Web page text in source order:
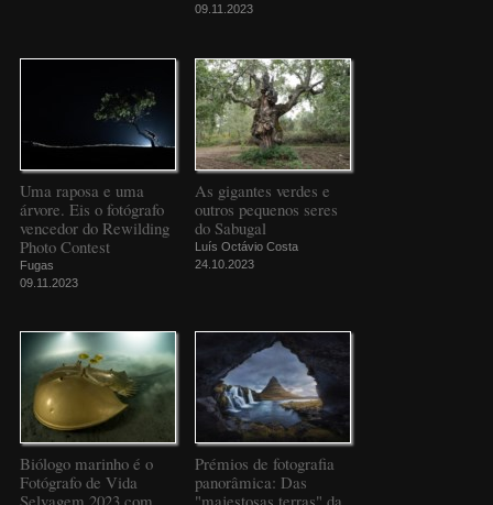
09.11.2023
Uma raposa e uma
árvore. Eis o fotógrafo
vencedor do Rewilding
Photo Contest
Fugas
09.11.2023
As gigantes verdes e
outros pequenos seres
do Sabugal
Luís Octávio Costa
24.10.2023
Biólogo marinho é o
Fotógrafo de Vida
Prémios de fotografia
panorâmica: Das